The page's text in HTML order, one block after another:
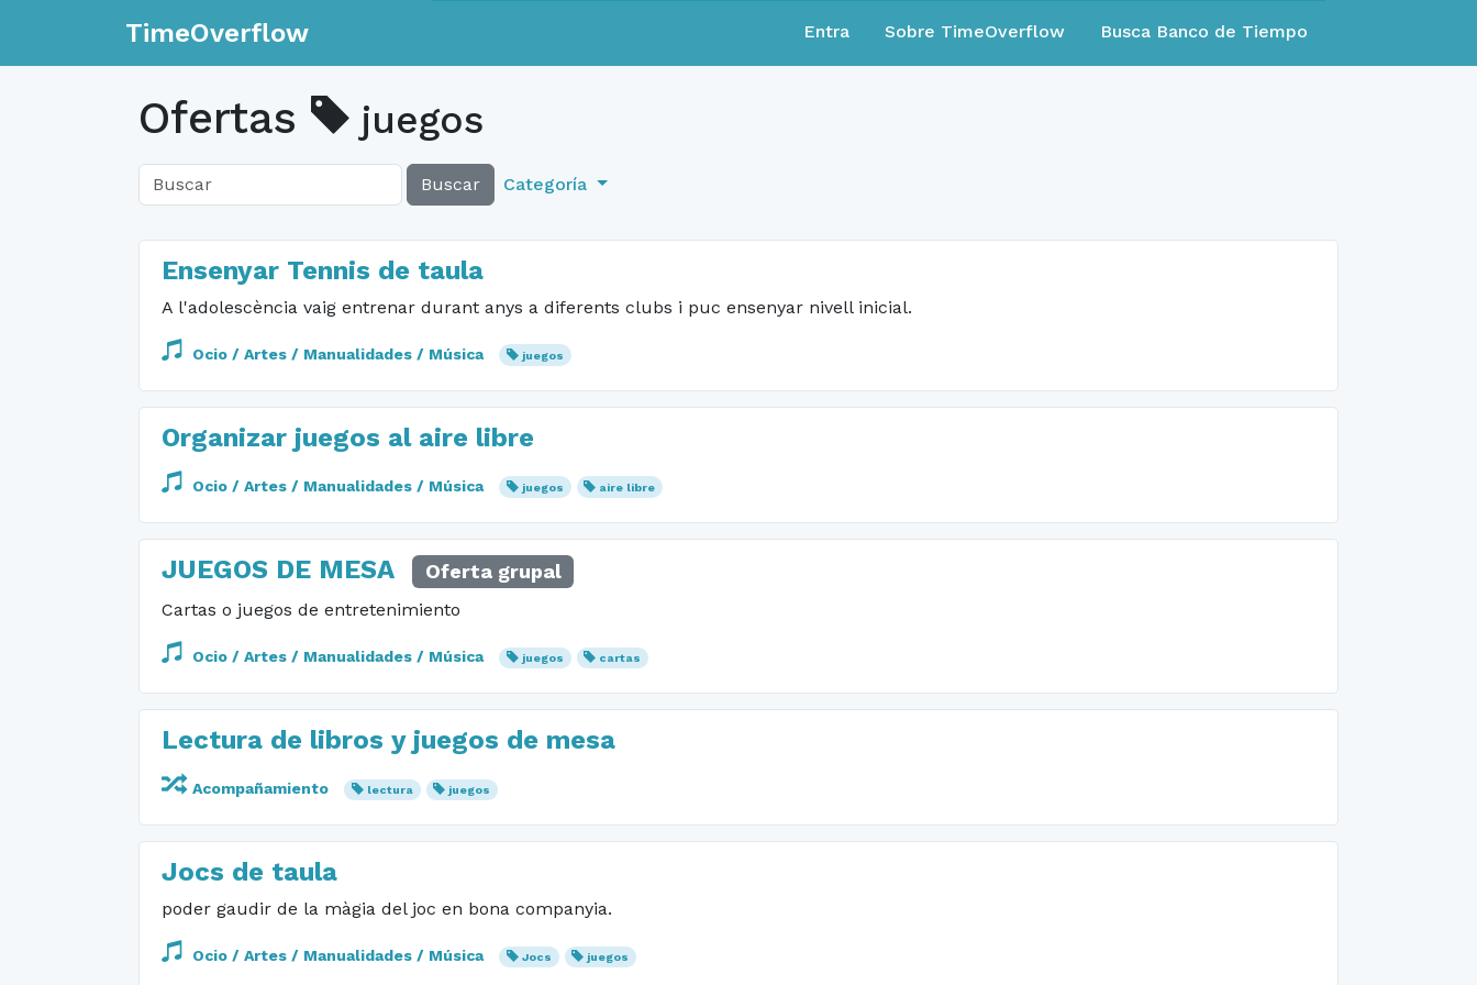
TimeOverflow Entra Sobre TimeOverflow Busca Banco de Tiempo
Ofertas juegos
Buscar Categoría
Ensenyar Tennis de taula
A l'adolescència vaig entrenar durant anys a diferents clubs i puc ensenyar nivell inicial.
Ocio / Artes / Manualidades / Música juegos
Organizar juegos al aire libre
Ocio / Artes / Manualidades / Música juegos aire libre
JUEGOS DE MESA Oferta grupal
Cartas o juegos de entretenimiento
Ocio / Artes / Manualidades / Música juegos cartas
Lectura de libros y juegos de mesa
Acompañamiento lectura juegos
Jocs de taula
poder gaudir de la màgia del joc en bona companyia.
Ocio / Artes / Manualidades / Música Jocs juegos